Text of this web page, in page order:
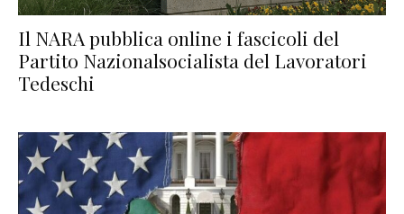
Il NARA pubblica online i fascicoli del
Partito Nazionalsocialista del Lavoratori
Tedeschi